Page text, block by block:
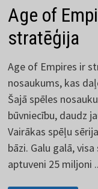
Age of
stratēģija
Age of Empires ir
nosaukums, kas
Šajā spēles
būvniecību, daudz
Vairākas spēļu
bāzi. Galu galā,
aptuveni 25 miljoni